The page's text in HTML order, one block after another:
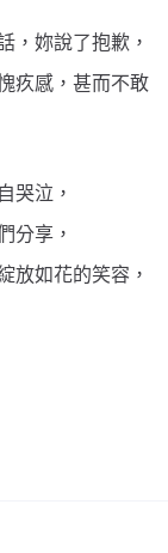
，妳說了抱歉，
疚感，甚而不敢
哭泣，
分享，
放如花的笑容，